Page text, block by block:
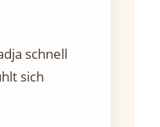
schnell
sich